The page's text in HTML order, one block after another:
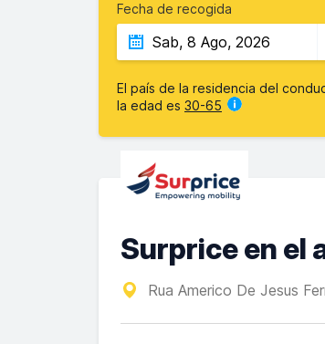
Fecha de recogida
El país de la residencia del
la edad es 30-65
Surprice en el
Rua Americo De Jesus